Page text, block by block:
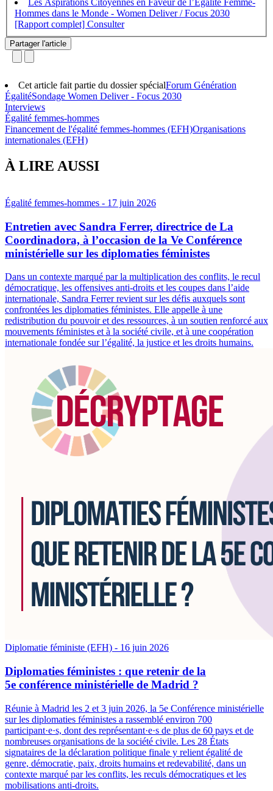
Les Aspirations Citoyennes en Faveur de l’Égalité Femme-
Hommes dans le Monde - Women Deliver / Focus 2030
[Rapport complet]
Partager l'article
Cet article fait partie du dossier spécialForum Génération
ÉgalitéSondage Women Deliver - Focus 2030
Interviews
Égalité femmes-hommes
Financement de l'égalité femmes-hommes (EFH)Organisations
internationales (EFH)
À LIRE AUSSI
Égalité femmes-hommes - 17 juin 2026
Entretien avec Sandra Ferrer, directrice de La
Coordinadora, à l’occasion de la Ve Conférence
ministérielle sur les diplomaties féministes
Dans un contexte marqué par la multiplication des conflits, le recul
démocratique, les offensives anti-droits et les coupes dans l’aide
internationale, Sandra Ferrer revient sur les défis auxquels sont
confrontées les diplomaties féministes. Elle appelle à une
redistribution du pouvoir et des ressources, à un soutien renforcé aux
mouvements féministes et à la société civile, et à une coopération
internationale fondée sur l’égalité, la justice et les droits humains.
Diplomatie féministe (EFH) - 16 juin 2026
Diplomaties féministes : que retenir de la
5e conférence ministérielle de Madrid ?
Réunie à Madrid les 2 et 3 juin 2026, la 5e Conférence ministérielle
sur les diplomaties féministes a rassemblé environ 700
participant·e·s, dont des représentant·e·s de plus de 60 pays et de
nombreuses organisations de la société civile. Les 28 États
signataires de la déclaration politique finale y relient égalité de
genre, démocratie, paix, droits humains et redevabilité, dans un
contexte marqué par les conflits, les reculs démocratiques et les
mobilisations anti-droits.